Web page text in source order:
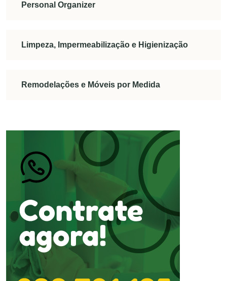
Personal Organizer
Limpeza, Impermeabilização e Higienização
Remodelações e Móveis por Medida